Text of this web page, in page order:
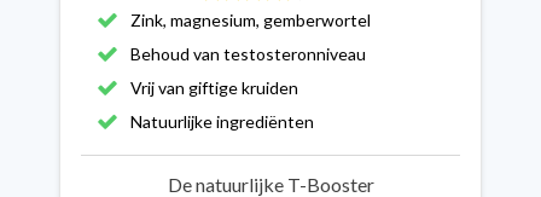
Zink, magnesium, gemberwortel
Behoud van testosteronniveau
Vrij van giftige kruiden
Natuurlijke ingrediënten
De natuurlijke T-Booster